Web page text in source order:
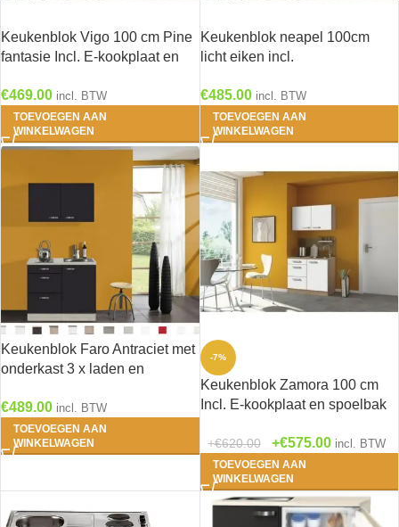
Keukenblok Vigo 100 cm Pine
fantasie Incl. E-kookplaat en
€469.00 incl. BTW
TOEVOEGEN AAN
WINKELWAGEN
Keukenblok neapel 100cm
licht eiken incl.
€485.00 incl. BTW
TOEVOEGEN AAN
WINKELWAGEN
Keukenblok Faro Antraciet met
onderkast 3 x laden en
0103
€489.00 incl. BTW
TOEVOEGEN AAN
WINKELWAGEN
-7%
Keukenblok Zamora 100 cm
Incl. E-kookplaat en spoelbak
€620.00 €575.00 incl. BTW
TOEVOEGEN AAN
WINKELWAGEN